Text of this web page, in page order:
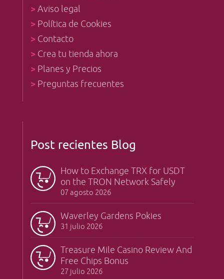
>Aviso legal
> Política de Cookies
> Contacto
> Crea tu tienda ahora
> Planes y Precios
> Preguntas frecuentes
Post recientes Blog
How to Exchange TRX for USDT
on the TRON Network Safely
07 agosto 2026
Waverley Gardens Pokies
31 julio 2026
Treasure Mile Casino Review And
Free Chips Bonus
27 julio 2026